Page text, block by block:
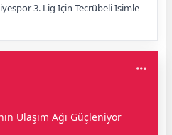
3. Lig İçin Tecrübeli İsimle
Ulaşım Ağı Güçleniyor